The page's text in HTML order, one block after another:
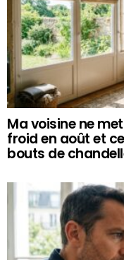
Ma voisine ne
froid en août et
bouts de